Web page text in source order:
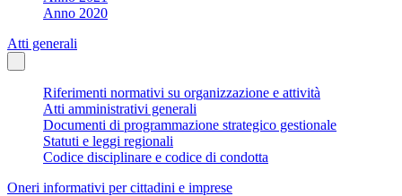
Anno 2020
Atti generali
Riferimenti normativi su organizzazione e attività
Atti amministrativi generali
Documenti di programmazione strategico gestionale
Statuti e leggi regionali
Codice disciplinare e codice di condotta
Oneri informativi per cittadini e imprese